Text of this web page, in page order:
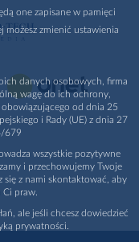
one zapisane w pamięci
możesz zmienić ustawienia
danych osobowych, firma
wagę do ich ochrony,
obowiązującego od dnia 25
i Rady (UE) z dnia 27
679
wszystkie pozytywne
i przechowujemy Twoje
się z nami skontaktować, aby
Ci praw.
ale jeśli chcesz dowiedzieć
prywatności.